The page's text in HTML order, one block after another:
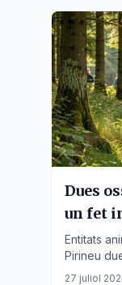
Dues
un fet
Entitats
Pirineu
en total a
27 juliol